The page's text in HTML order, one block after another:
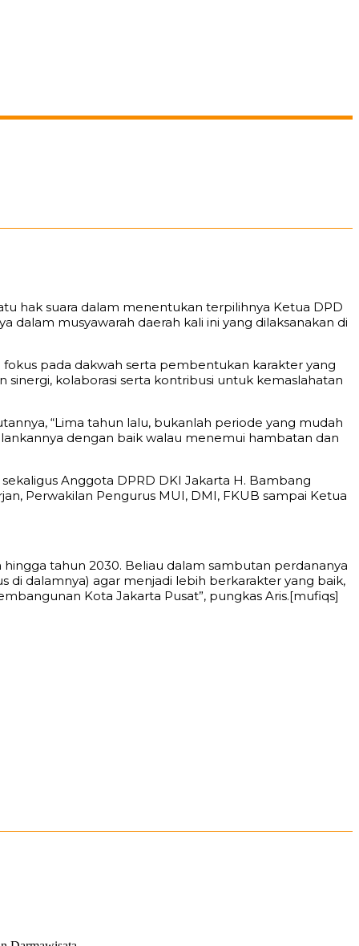
hak suara dalam menentukan terpilihnya Ketua DPD
dalam musyawarah daerah kali ini yang dilaksanakan di
fokus pada dakwah serta pembentukan karakter yang
sinergi, kolaborasi serta kontribusi untuk kemaslahatan
“Lima tahun lalu, bukanlah periode yang mudah
dengan baik walau menemui hambatan dan
Anggota DPRD DKI Jakarta H. Bambang
Perwakilan Pengurus MUI, DMI, FKUB sampai Ketua
tahun 2030. Beliau dalam sambutan perdananya
di dalamnya) agar menjadi lebih berkarakter yang baik,
Kota Jakarta Pusat”, pungkas Aris.[mufiqs]